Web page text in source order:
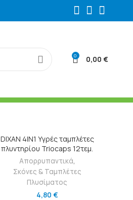
0 0,00€
ΠΡΟΣΘΉΚΗ ΣΤΟ ΚΑΛΆΘΙ
DIXAN 4IN1 Υγρές ταμπλέτες
πλυντηρίου Triocaps 12τεμ.
Απορρυπαντικά,
Σκόνες & Ταμπλέτες
Πλυσίματος
4,80 €